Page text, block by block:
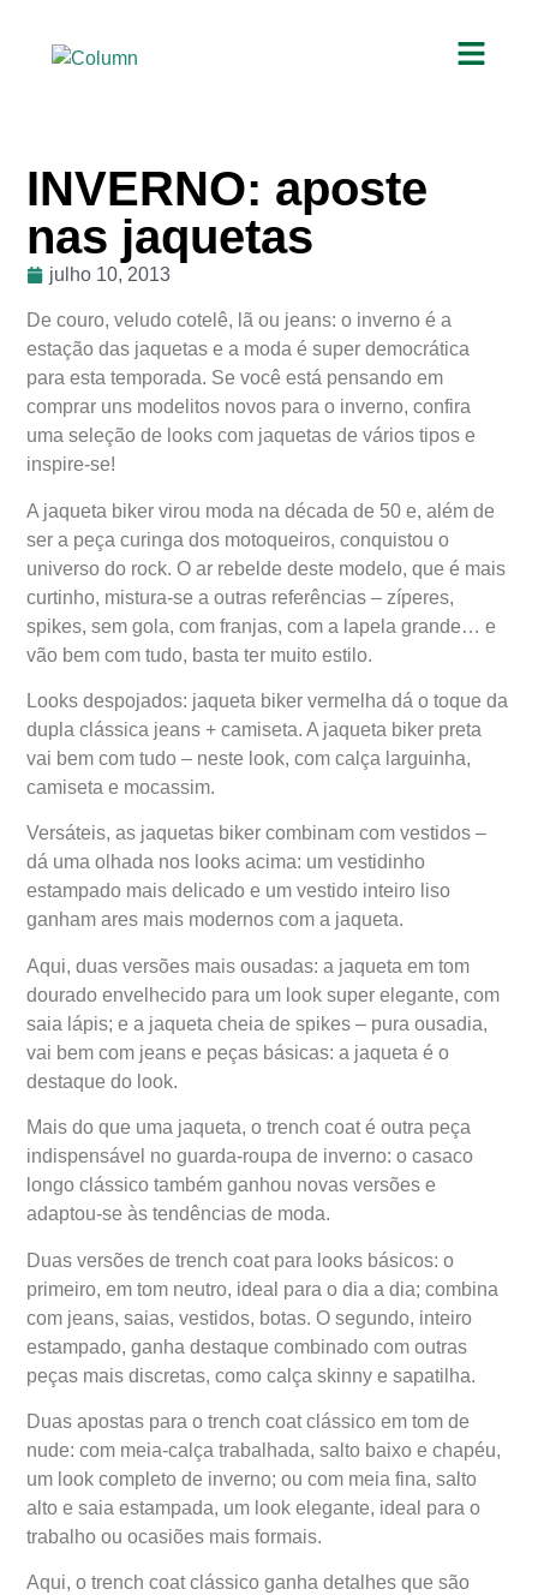
INVERNO: aposte
nas jaquetas
julho 10, 2013
De couro, veludo cotelê, lã ou jeans: o inverno é a
estação das jaquetas e a moda é super democrática
para esta temporada. Se você está pensando em
comprar uns modelitos novos para o inverno, confira
uma seleção de looks com jaquetas de vários tipos e
inspire-se!
A jaqueta biker virou moda na década de 50 e, além de
ser a peça curinga dos motoqueiros, conquistou o
universo do rock. O ar rebelde deste modelo, que é mais
curtinho, mistura-se a outras referências – zíperes,
spikes, sem gola, com franjas, com a lapela grande… e
vão bem com tudo, basta ter muito estilo.
Looks despojados: jaqueta biker vermelha dá o toque da
dupla clássica jeans + camiseta. A jaqueta biker preta
vai bem com tudo – neste look, com calça larguinha,
camiseta e mocassim.
Versáteis, as jaquetas biker combinam com vestidos –
dá uma olhada nos looks acima: um vestidinho
estampado mais delicado e um vestido inteiro liso
ganham ares mais modernos com a jaqueta.
Aqui, duas versões mais ousadas: a jaqueta em tom
dourado envelhecido para um look super elegante, com
saia lápis; e a jaqueta cheia de spikes – pura ousadia,
vai bem com jeans e peças básicas: a jaqueta é o
destaque do look.
Mais do que uma jaqueta, o trench coat é outra peça
indispensável no guarda-roupa de inverno: o casaco
longo clássico também ganhou novas versões e
adaptou-se às tendências de moda.
Duas versões de trench coat para looks básicos: o
primeiro, em tom neutro, ideal para o dia a dia; combina
com jeans, saias, vestidos, botas. O segundo, inteiro
estampado, ganha destaque combinado com outras
peças mais discretas, como calça skinny e sapatilha.
Duas apostas para o trench coat clássico em tom de
nude: com meia-calça trabalhada, salto baixo e chapéu,
um look completo de inverno; ou com meia fina, salto
alto e saia estampada, um look elegante, ideal para o
trabalho ou ocasiões mais formais.
Aqui, o trench coat clássico ganha detalhes que são